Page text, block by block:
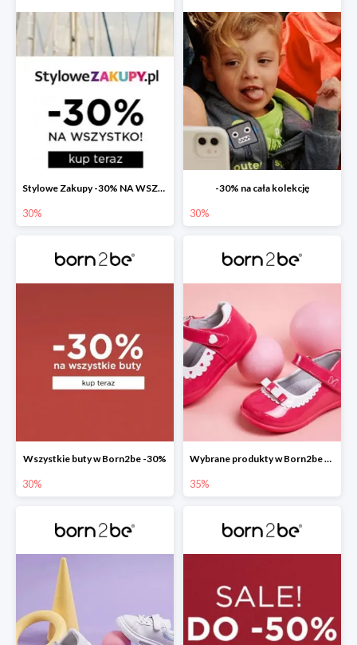
Stylowe Zakupy -30% NA WSZYSTKO
30%
-30% na cała kolekcję
30%
Wszystkie buty w Born2be -30%
30%
Wybrane produkty w Born2be -35%
35%